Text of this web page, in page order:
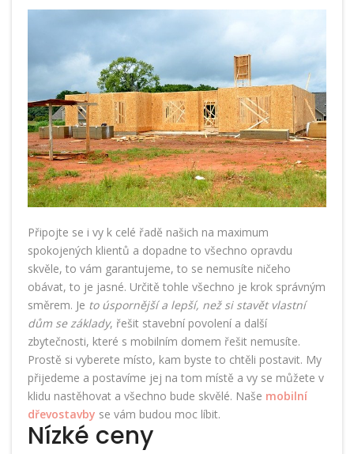
Připojte se i vy k celé řadě našich na maximum
spokojených klientů a dopadne to všechno opravdu
skvěle, to vám garantujeme, to se nemusíte ničeho
obávat, to je jasné. Určitě tohle všechno je krok správným
směrem. Je to úspornější a lepší, než si stavět vlastní
dům se základy, řešit stavební povolení a další
zbytečnosti, které s mobilním domem řešit nemusíte.
Prostě si vyberete místo, kam byste to chtěli postavit. My
přijedeme a postavíme jej na tom místě a vy se můžete v
klidu nastěhovat a všechno bude skvělé. Naše mobilní
dřevostavby se vám budou moc líbit.
Nízké ceny